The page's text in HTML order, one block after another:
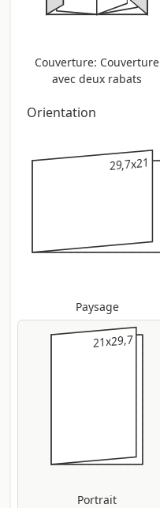
Couverture: Couverture
avec deux rabats
Orientation
29,7x21
29,7x21
Paysage
21x29,7
21x29,7
Portrait